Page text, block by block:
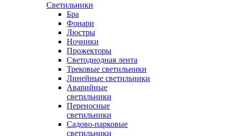
Светильники
Бра
Фонари
Люстры
Ночники
Прожекторы
Светодиодная лента
Трековые светильники
Линейные светильники
Аварийные
светильники
Переносные
светильники
Садово-парковые
светильники